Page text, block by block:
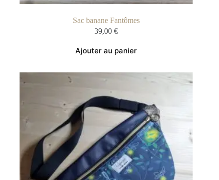
Sac banane Fantômes
39,00€
Ajouter au panier